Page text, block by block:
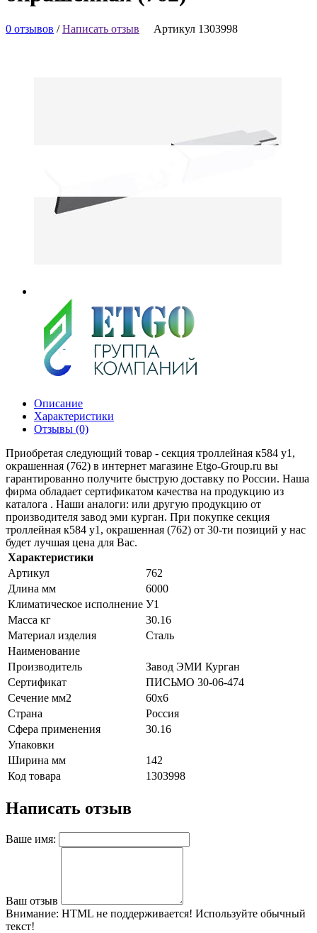
0 отзывов /Написать отзыв Артикул 1303998
Описание
Характеристики
Отзывы (0)
Приобретая следующий товар - секция троллейная к584 у1,
окрашенная (762) в интернет магазине Etgo-Group.ru вы
гарантированно получите быструю доставку по России. Наша
фирма обладает сертификатом качества на продукцию из
каталога . Наши аналоги: или другую продукцию от
производителя завод эми курган. При покупке секция
троллейная к584 у1, окрашенная (762) от 30-ти позиций у нас
будет лучшая цена для Вас.
Характеристики
Артикул
762
Длина мм
6000
Климатическое исполнение У1
Масса кг
30.16
Материал изделия
Сталь
Наименование
Производитель
Завод ЭМИ Курган
Сертификат
ПИСЬМО 30-06-474
Сечение мм2
60х6
Страна
Россия
Сфера применения
30.16
Упаковки
Ширина мм
142
Код товара
1303998
Написать отзыв
Ваше имя:
Ваш отзыв
Внимание: HTML не поддерживается! Используйте обычный
текст!